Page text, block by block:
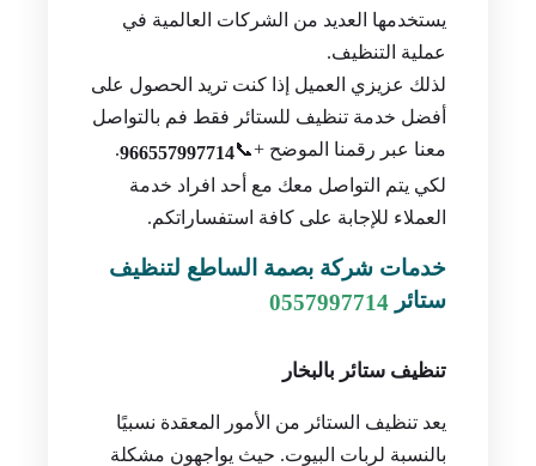
يستخدمها العديد من الشركات العالمية في
عملية التنظيف.
لذلك عزيزي العميل إذا كنت تريد الحصول على
أفضل خدمة تنظيف للستائر فقط فم بالتواصل
معنا عبر رقمنا الموضح +📞966557997714
.
لكي يتم التواصل معك مع أحد افراد خدمة
العملاء للإجابة على كافة استفساراتكم.
خدمات شركة بصمة الساطع لتنظيف
ستائر 0557997714
تنظيف ستائر بالبخار
يعد تنظيف الستائر من الأمور المعقدة نسبيًا
بالنسبة لربات البيوت. حيث يواجهون مشكلة